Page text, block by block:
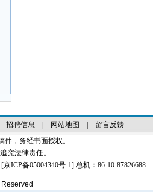
招聘信息 网站地图
留言反馈
，务经书面授权。
究法律责任。
[京ICP备05004340号-1] 总机：86-10-87826688